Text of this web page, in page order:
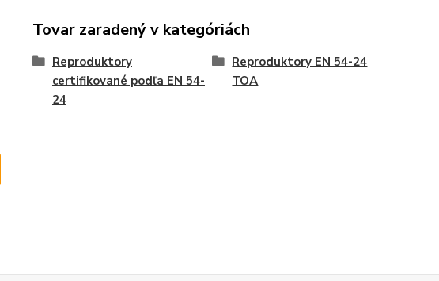
Tovar zaradený v kategóriách
Reproduktory
certifikované podľa EN 54-
24
Reproduktory EN 54-24
TOA